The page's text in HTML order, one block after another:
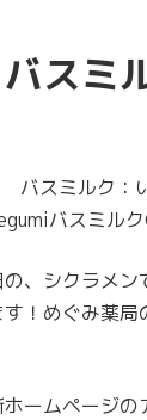
スミ
スミルク：
バスミル
、シクラメ
！めぐみ薬
ームページの